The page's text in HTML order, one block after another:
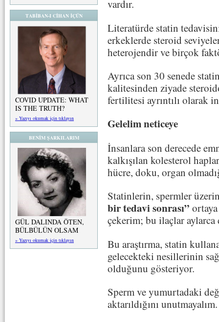
TABİBAN-I CİHAN İÇÜN
COVID UPDATE: WHAT
IS THE TRUTH?
» Yazıyı okumak için tıklayın
BENİM ŞARKILARIM
GÜL DALINDA ÖTEN,
BÜLBÜLÜN OLSAM
» Yazıyı okumak için tıklayın
vardır.
Literatürde statin
erkeklerde steroid
heterojendir ve birçok
Ayrıca son 30 senede
kalitesinden ziyade
fertilitesi ayrıntılı olarak
Gelelim neticeye
İnsanlara son derecede
kalkışılan kolesterol
hücre, doku, organ
Statinlerin, spermler
bir tedavi sonrası”
çekerim; bu ilaçlar aylarca
Bu araştırma, statin
gelecekteki nesillerinin
olduğunu gösteriyor.
Sperm ve yumurtadaki
aktarıldığını unutmayalım.